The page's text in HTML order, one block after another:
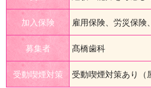
加入保険 雇用保険、労災保険
募集者 髙橋歯科
受動喫煙対策 受動喫煙対策あり（